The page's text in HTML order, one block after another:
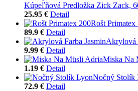
Kúpeľňová Predložka Zick Zack,
25.95 € Detail
Rošt Primatex
89.9 € Detail
Akrylová
9.99 € Detail
Miska Na
1.19 € Detail
Nočný Stolík
72.9 € Detail